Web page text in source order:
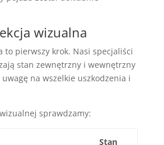
wizualna
to pierwszy krok. Nasi specjaliści
stan zewnętrzny i wewnętrzny
na wszelkie uszkodzenia i
sprawdzamy:
Stan